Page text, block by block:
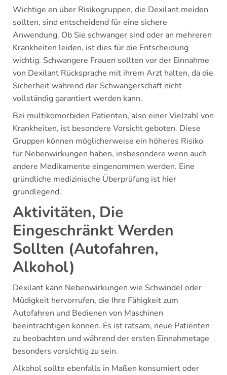
Wichtige en über Risikogruppen, die Dexilant meiden
sollten, sind entscheidend für eine sichere
Anwendung. Ob Sie schwanger sind oder an mehreren
Krankheiten leiden, ist dies für die Entscheidung
wichtig. Schwangere Frauen sollten vor der Einnahme
von Dexilant Rücksprache mit ihrem Arzt halten, da die
Sicherheit während der Schwangerschaft nicht
vollständig garantiert werden kann.
Bei multikomorbiden Patienten, also einer Vielzahl von
Krankheiten, ist besondere Vorsicht geboten. Diese
Gruppen können möglicherweise ein höheres Risiko
für Nebenwirkungen haben, insbesondere wenn auch
andere Medikamente eingenommen werden. Eine
gründliche medizinische Überprüfung ist hier
grundlegend.
Aktivitäten, Die
Eingeschränkt Werden
Sollten (Autofahren,
Alkohol)
Dexilant kann Nebenwirkungen wie Schwindel oder
Müdigkeit hervorrufen, die Ihre Fähigkeit zum
Autofahren und Bedienen von Maschinen
beeinträchtigen können. Es ist ratsam, neue Patienten
zu beobachten und während der ersten Einnahmetage
besonders vorsichtig zu sein.
Alkohol sollte ebenfalls in Maßen konsumiert oder